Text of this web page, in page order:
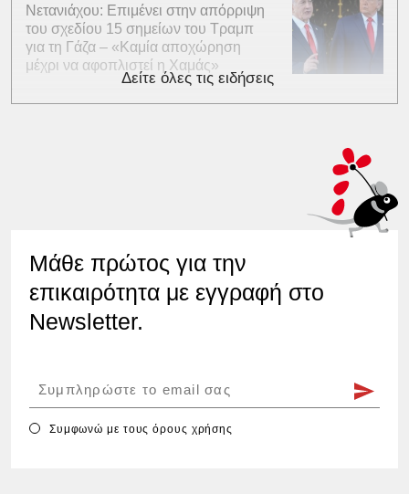
Νετανιάχου: Επιμένει στην απόρριψη
του σχεδίου 15 σημείων του Τραμπ
για τη Γάζα – «Καμία αποχώρηση
μέχρι να αφοπλιστεί η Χαμάς»
Δείτε όλες τις ειδήσεις
Μάθε πρώτος για την
επικαιρότητα με εγγραφή στο
Newsletter.
Συμφωνώ με τουςόρους χρήσης